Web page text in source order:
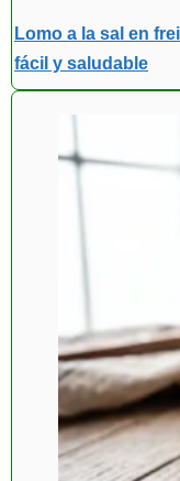
Lomo a la sal en
fácil y saludable